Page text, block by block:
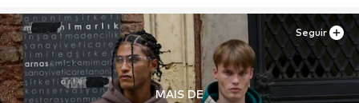
MAIS DE
Seguir